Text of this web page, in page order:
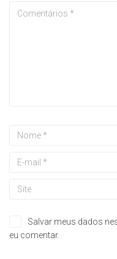
Salvar meus dados
eu comentar.